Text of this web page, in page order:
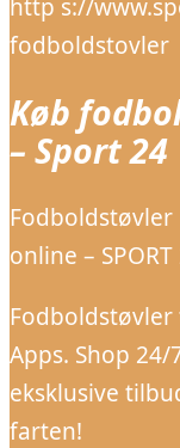
http s://
fodboldstovler
Køb
– Sport 24
online – SPORT
Apps. Shop 24/
eksklusive
farten!